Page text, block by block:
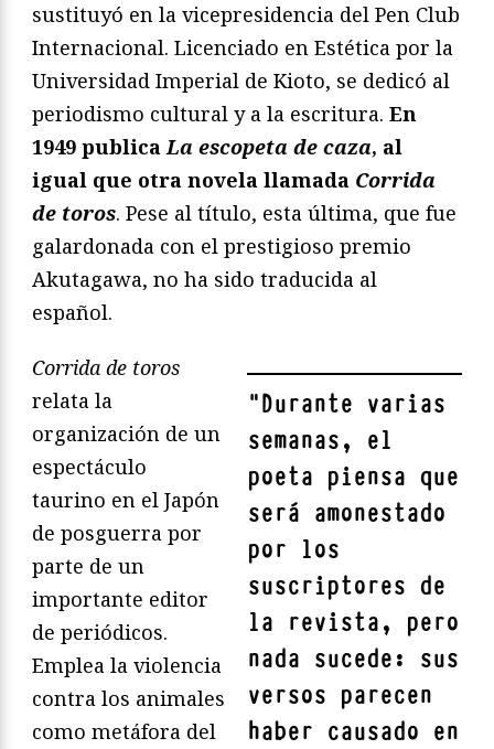
sustituyó en la vicepresidencia del Pen Club
Internacional. Licenciado en Estética por la
Universidad Imperial de Kioto, se dedicó al
periodismo cultural y a la escritura. En
1949 publica La escopeta de caza, al
igual que otra novela llamada Corrida
de toros. Pese al título, esta última, que fue
galardonada con el prestigioso premio
Akutagawa, no ha sido traducida al
español.
"Durante varias
semanas, el
poeta piensa que
será amonestado
por los
suscriptores de
la revista, pero
nada sucede: sus
versos parecen
haber causado en
Corrida de toros
relata la
organización de un
espectáculo
taurino en el Japón
de posguerra por
parte de un
importante editor
de periódicos.
Emplea la violencia
contra los animales
como metáfora del